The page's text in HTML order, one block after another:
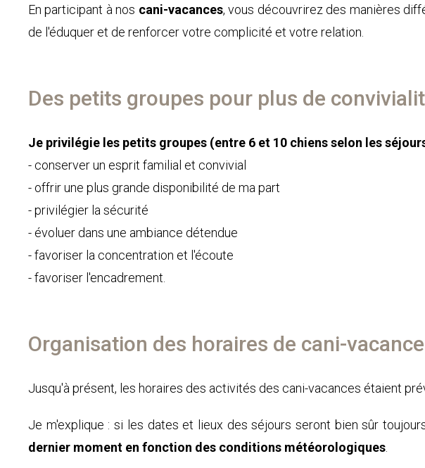
En participant à nos cani-vacances, vous découvrirez des manières
de l'éduquer et de renforcer votre complicité et votre relation.
Des petits groupes pour plus de
Je privilégie les petits groupes (entre 6 et 10 chiens selon les
- conserver un esprit familial et convivial
- offrir une plus grande disponibilité de ma part
- privilégier la sécurité
- évoluer dans une ambiance détendue
- favoriser la concentration et l'écoute
- favoriser l'encadrement.
Organisation des horaires de cani-
Jusqu'à présent, les horaires des activités des cani-vacances étaient
Je m'explique : si les dates et lieux des séjours seront bien sûr
dernier moment en fonction des conditions météorologiques